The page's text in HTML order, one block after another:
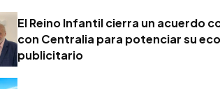
El Reino Infantil cierra un acuerdo
con Centralia para potenciar su
publicitario